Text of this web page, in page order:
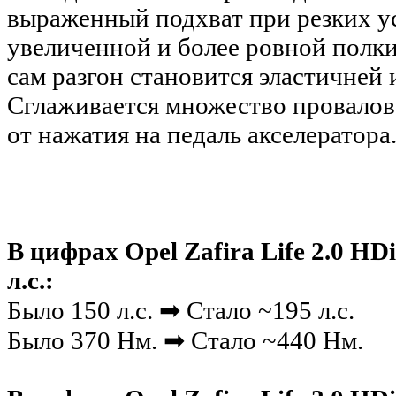
выраженный подхват при резких
увеличенной и более ровной
сам разгон становится эластичней
Сглаживается множество
от нажатия на педаль акселератора.
В цифрах Opel Zafira Life 2.0
л.с.:
Было 150 л.с. ➡ Стало ~195 л.с.
Было 370 Нм. ➡ Стало ~440 Нм.